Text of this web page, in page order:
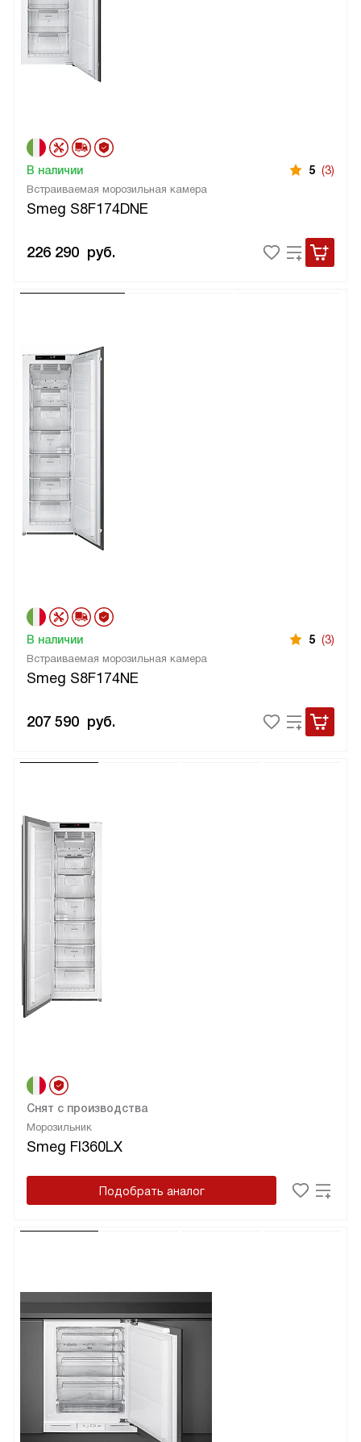
Встраиваемая морозильная камера
Smeg S8F174DNE
В наличии 5 (3)
226 290 руб.
Встраиваемая морозильная камера
Smeg S8F174NE
В наличии 5 (3)
207 590 руб.
Морозильник
Smeg FI360LX
Снят с производства
Подобрать аналог